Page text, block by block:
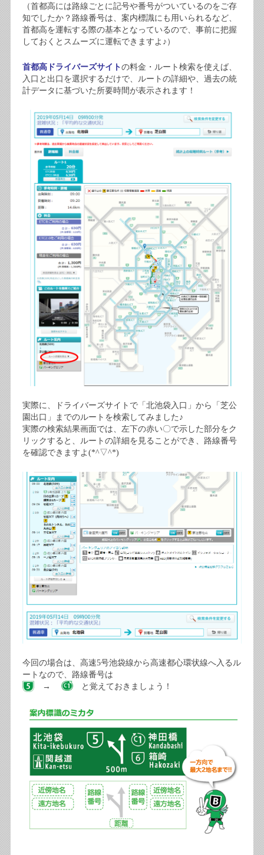
（首都高には路線ごとに記号や番号がついているのをご存
知でしたか？路線番号は、案内標識にも用いられるなど、
首都高を運転する際の基本となっているので、事前に把握
しておくとスムーズに運転できますよ♪）
首都高ドライバーズサイトの料金・ルート検索を使えば、
入口と出口を選択するだけで、ルートの詳細や、過去の統
計データに基づいた所要時間が表示されます！
実際に、ドライバーズサイトで「北池袋入口」から「芝公
園出口」までのルートを検索してみました♪
実際の検索結果画面では、左下の赤い〇で示した部分をク
リックすると、ルートの詳細を見ることができ、路線番号
を確認できますよ(*^▽^*)
今回の場合は、高速5号池袋線から高速都心環状線へ入るル
ートなので、路線番号は
→
と覚えておきましょう！